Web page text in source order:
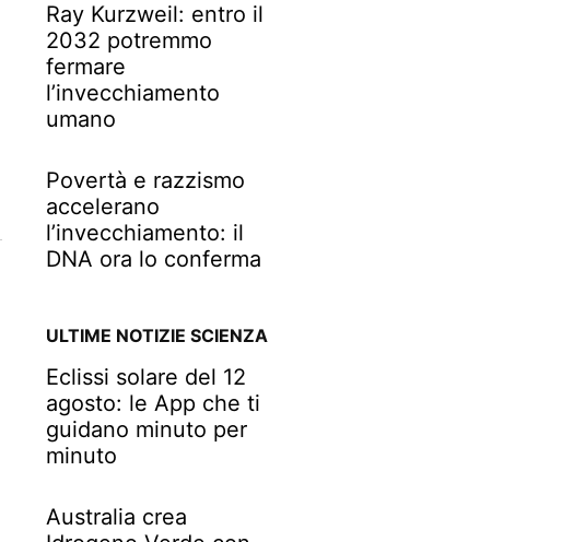
Ray Kurzweil: entro il
2032 potremmo
fermare
l’invecchiamento
umano
Povertà e razzismo
accelerano
l’invecchiamento: il
DNA ora lo conferma
ULTIME NOTIZIE SCIENZA
Eclissi solare del 12
agosto: le App che ti
guidano minuto per
minuto
Australia crea